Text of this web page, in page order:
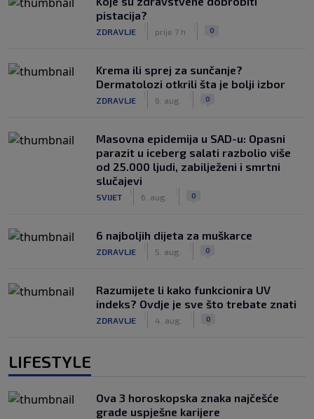
pistacija?
ZDRAVLJE prije 7 h 0
Krema ili sprej za sunčanje?
Dermatolozi otkrili šta je bolji izbor
ZDRAVLJE 6. aug. 0
Masovna epidemija u SAD-u: Opasni
parazit u iceberg salati razbolio više
od 25.000 ljudi, zabilježeni i smrtni
slučajevi
SVIJET 6. aug. 0
6 najboljih dijeta za muškarce
ZDRAVLJE 5. aug. 0
Razumijete li kako funkcionira UV
indeks? Ovdje je sve što trebate znati
ZDRAVLJE 4. aug. 0
LIFESTYLE
Ova 3 horoskopska znaka najčešće
grade uspješne karijere